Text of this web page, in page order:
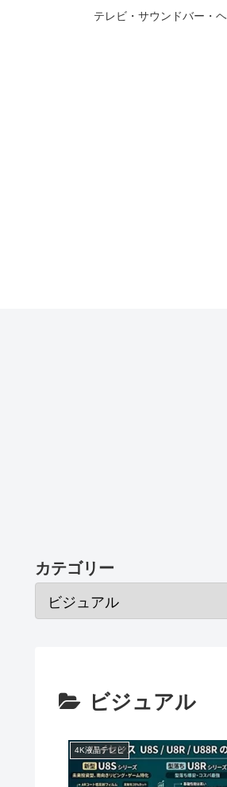
テレビ・サウンドバー・
カテゴリー
ビジュアル
4K液晶テレビ